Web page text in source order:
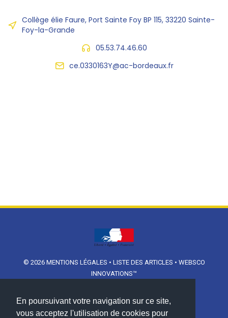
En poursuivant votre navigation sur ce site,
vous acceptez l'utilisation de cookies pour
Collège élie Faure, Port Sainte Foy BP 115, 33220 Sainte-
Foy-la-Grande
05.53.74.46.60
ce.0330163Y@ac-bordeaux.fr
© 2026 MENTIONS LÉGALES • LISTE DES ARTICLES • WEBSCO
INNOVATIONS™